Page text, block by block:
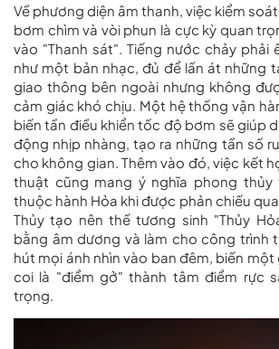
Về phương diện âm thanh, việc kiểm
bơm chìm và vòi phun là cực kỳ quan
vào "Thanh sát". Tiếng nước chảy phải
như một bản nhạc, đủ để lấn át những
giao thông bên ngoài nhưng không
cảm giác khó chịu. Một hệ thống vận
biến tần điều khiển tốc độ bơm sẽ giúp
động nhịp nhàng, tạo ra những tần số
cho không gian. Thêm vào đó, việc kết
thuật cũng mang ý nghĩa phong thủy
thuộc hành Hỏa khi được phản chiếu
Thủy tạo nên thế tương sinh "Thủy
bằng âm dương và làm cho công trình
hút mọi ánh nhìn vào ban đêm, biến
coi là "điểm gở" thành tâm điểm rực
trọng.